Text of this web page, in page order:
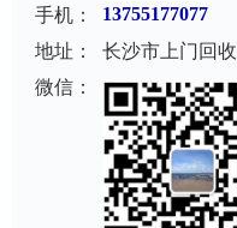
手机：
13755177077
地址：
长沙市上门回收
微信：